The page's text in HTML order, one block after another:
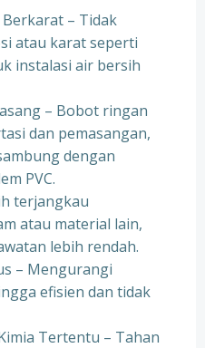
– Tidak
atau karat seperti
instalasi air bersih
– Bobot ringan
dan pemasangan,
dengan
PVC.
terjangkau
atau material lain,
lebih rendah.
– Mengurangi
efisien dan tidak
Tertentu – Tahan